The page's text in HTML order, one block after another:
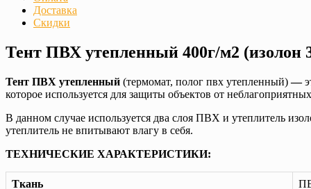
Доставка
Скидки
Тент ПВХ утепленный 400г/м2 (изолон
Тент ПВХ утепленный (термомат, полог пвх утепленный)—
которое используется для защиты объектов от
В данном случае используется два слоя ПВХ и утеплитель
утеплитель не впитывают влагу в себя.
ТЕХНИЧЕСКИЕ ХАРАКТЕРИСТИКИ:
Ткань